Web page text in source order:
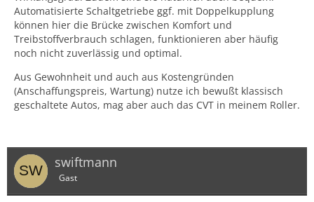
Automatisierte Schaltgetriebe ggf. mit Doppelkupplung
können hier die Brücke zwischen Komfort und
Treibstoffverbrauch schlagen, funktionieren aber häufig
noch nicht zuverlässig und optimal.
Aus Gewohnheit und auch aus Kostengründen
(Anschaffungspreis, Wartung) nutze ich bewußt klassisch
geschaltete Autos, mag aber auch das CVT in meinem Roller.
swiftmann
Gast